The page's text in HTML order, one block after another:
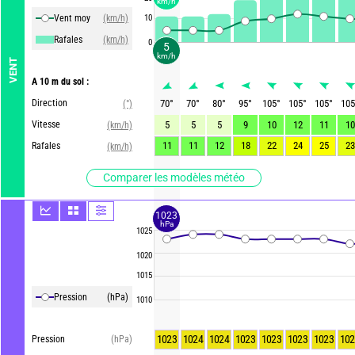
VENT
Vent moy
(km/h)
Rafales
(km/h)
A 10 m du sol :
Direction
(°)
Vitesse
(km/h)
Rafales
(km/h)
Comparer les modèles météo
Pression (hPa)
Pression (hPa)
10
0
1025
1020
1015
1010
70° 70° 80° 95° 105° 105° 105°
105
5
5 5 9 10 12 11
10
11
11 12 18 22 24 25 23
1023 1024 1024 1023 1023 1023 1023
5
km/h
1023
hPa